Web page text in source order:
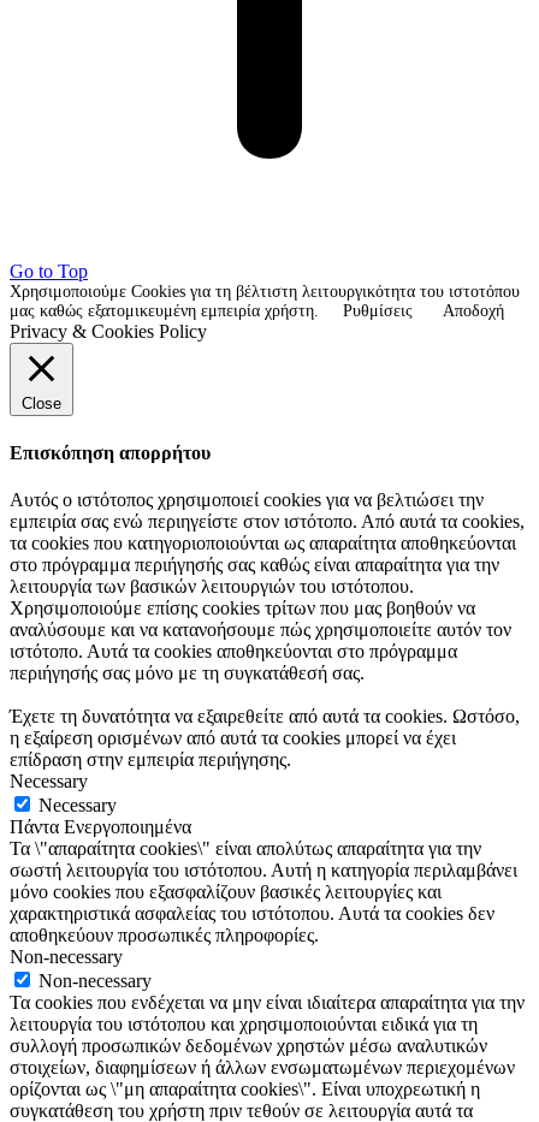
Go to Top
Χρησιμοποιούμε Cookies για τη βέλτιστη λειτουργικότητα του ιστοτόπου
μας καθώς εξατομικευμένη εμπειρία χρήστη.
Ρυθμίσεις Αποδοχή
Privacy & Cookies Policy
Close
Επισκόπηση απορρήτου
Αυτός ο ιστότοπος χρησιμοποιεί cookies για να βελτιώσει την
εμπειρία σας ενώ περιηγείστε στον ιστότοπο. Από αυτά τα cookies,
τα cookies που κατηγοριοποιούνται ως απαραίτητα αποθηκεύονται
στο πρόγραμμα περιήγησής σας καθώς είναι απαραίτητα για την
λειτουργία των βασικών λειτουργιών του ιστότοπου.
Χρησιμοποιούμε επίσης cookies τρίτων που μας βοηθούν να
αναλύσουμε και να κατανοήσουμε πώς χρησιμοποιείτε αυτόν τον
ιστότοπο. Αυτά τα cookies αποθηκεύονται στο πρόγραμμα
περιήγησής σας μόνο με τη συγκατάθεσή σας.
Έχετε τη δυνατότητα να εξαιρεθείτε από αυτά τα cookies. Ωστόσο,
η εξαίρεση ορισμένων από αυτά τα cookies μπορεί να έχει
επίδραση στην εμπειρία περιήγησης.
Necessary
Necessary
Πάντα Ενεργοποιημένα
Τα \"απαραίτητα cookies\" είναι απολύτως απαραίτητα για την
σωστή λειτουργία του ιστότοπου. Αυτή η κατηγορία περιλαμβάνει
μόνο cookies που εξασφαλίζουν βασικές λειτουργίες και
χαρακτηριστικά ασφαλείας του ιστότοπου. Αυτά τα cookies δεν
αποθηκεύουν προσωπικές πληροφορίες.
Non-necessary
Non-necessary
Τα cookies που ενδέχεται να μην είναι ιδιαίτερα απαραίτητα για την
λειτουργία του ιστότοπου και χρησιμοποιούνται ειδικά για τη
συλλογή προσωπικών δεδομένων χρηστών μέσω αναλυτικών
στοιχείων, διαφημίσεων ή άλλων ενσωματωμένων περιεχομένων
ορίζονται ως \"μη απαραίτητα cookies\". Είναι υποχρεωτική η
συγκατάθεση του χρήστη πριν τεθούν σε λειτουργία αυτά τα